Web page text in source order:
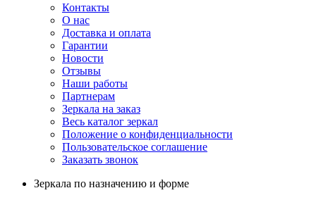
Контакты
О нас
Доставка и оплата
Гарантии
Новости
Отзывы
Наши работы
Партнерам
Зеркала на заказ
Весь каталог зеркал
Положение о конфиденциальности
Пользовательское соглашение
Заказать звонок
Зеркала по назначению и форме